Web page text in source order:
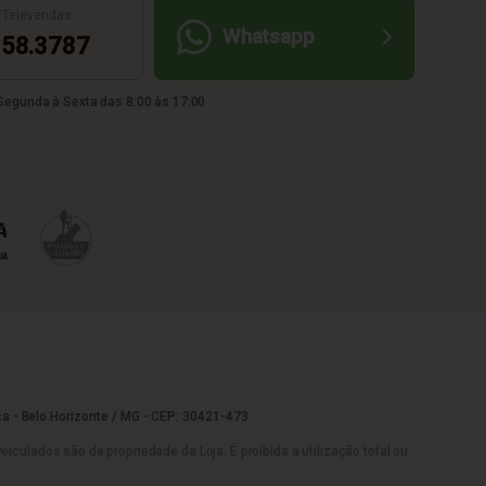
Whatsapp
à Sexta das 8:00 às 17:00
- Belo Horizonte / MG - CEP: 30421-473